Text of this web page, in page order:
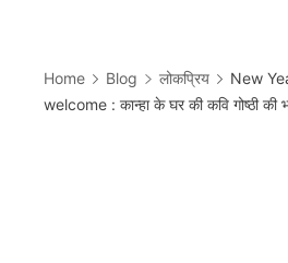
Home Blog लोकप्रिय
New
welcome : कान्हा के घर की कवि गोष्ठी की